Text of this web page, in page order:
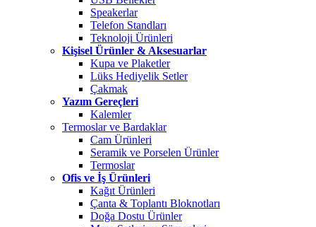
Speakerlar
Telefon Standları
Teknoloji Ürünleri
Kişisel Ürünler & Aksesuarlar
Kupa ve Plaketler
Lüks Hediyelik Setler
Çakmak
Yazım Gereçleri
Kalemler
Termoslar ve Bardaklar
Cam Ürünleri
Seramik ve Porselen Ürünler
Termoslar
Ofis ve İş Ürünleri
Kağıt Ürünleri
Çanta & Toplantı Bloknotları
Doğa Dostu Ürünler